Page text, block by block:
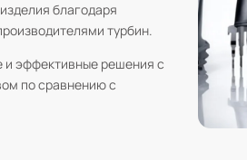
благодаря
турбин.
эффективные решения с
по сравнению с